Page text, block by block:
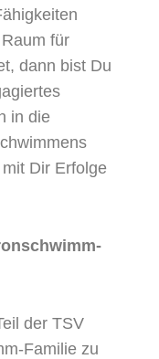
für
dann bist Du
in die
Dir Erfolge
der TSV
Familie zu